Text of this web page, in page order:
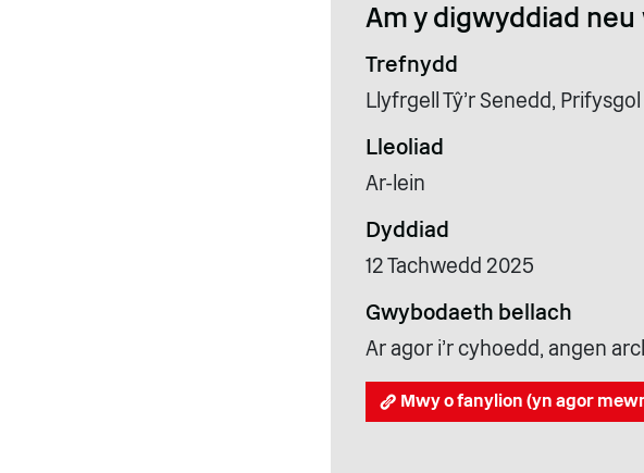
Am y digwyddiad
Trefnydd
Llyfrgell Tŷ'r Senedd,
Lleoliad
Ar-lein
Dyddiad
12 Tachwedd 2025
Gwybodaeth bellach
Ar agor i'r cyhoedd, angen
Mwy o fanylion (yn agor